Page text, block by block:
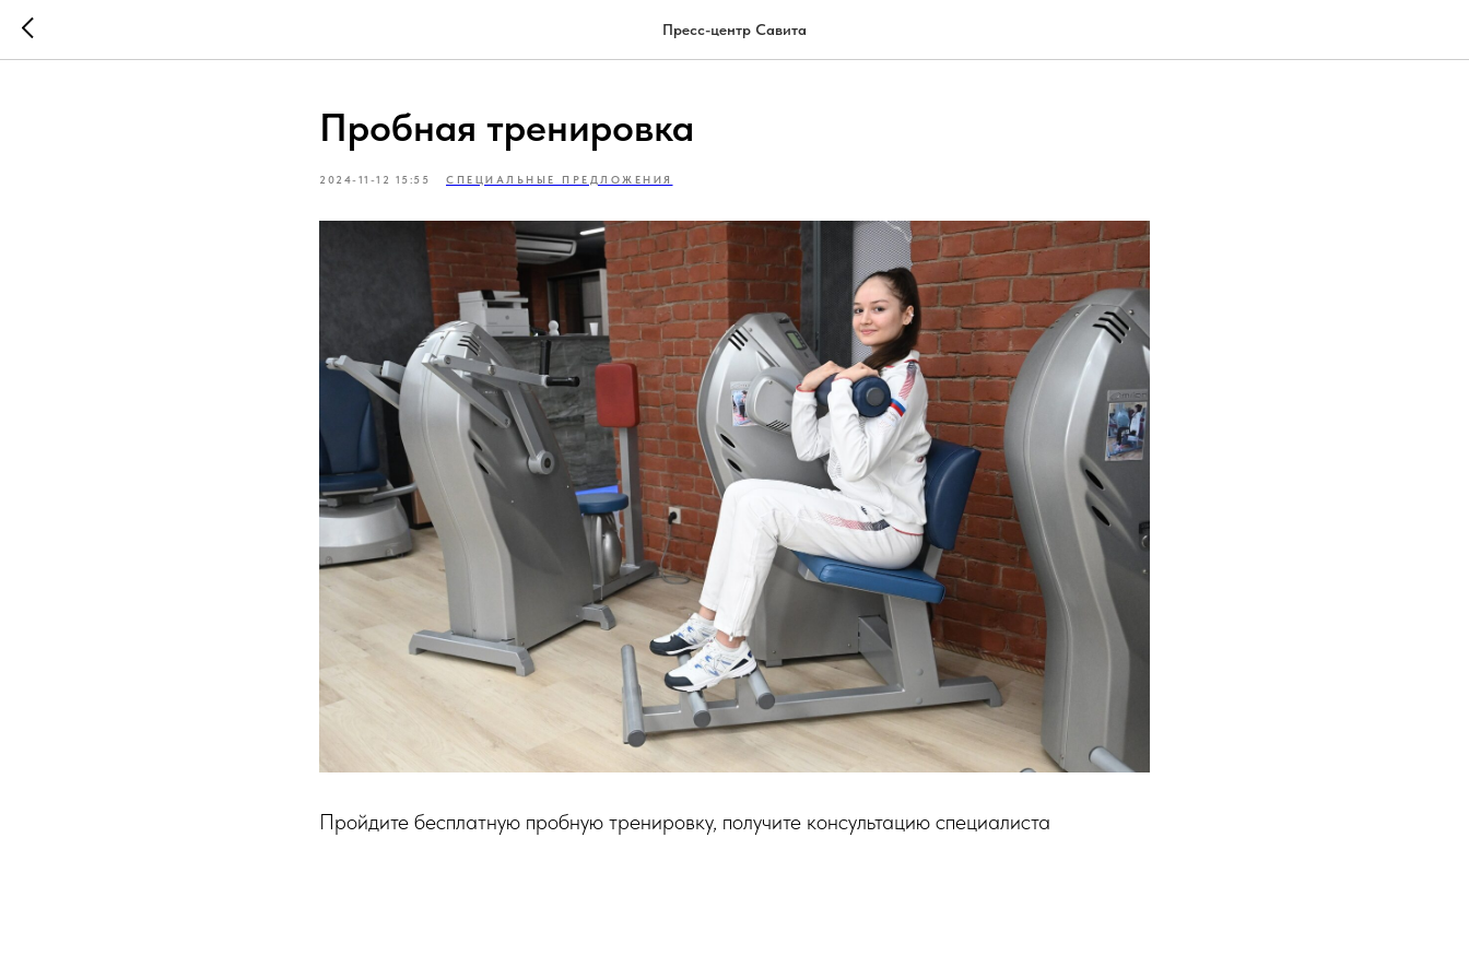
Пресс-центр Савита
Пробная тренировка
2024-11-12 15:55 СПЕЦИАЛЬНЫЕ ПРЕДЛОЖЕНИЯ
Пройдите бесплатную пробную тренировку, получите консультацию специалиста